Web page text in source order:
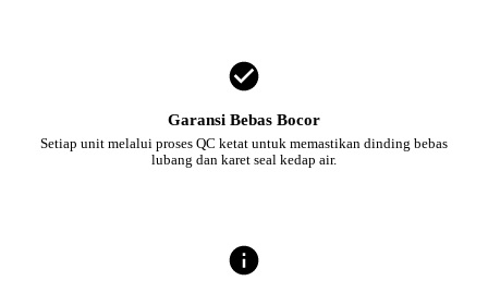
Garansi Bebas Bocor
Setiap unit melalui proses QC ketat untuk memastikan dinding bebas
lubang dan karet seal kedap air.